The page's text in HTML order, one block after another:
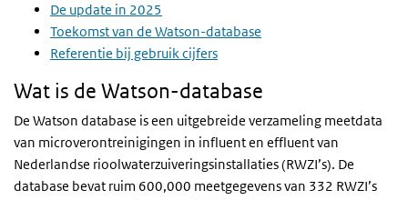
De update in 2025
Toekomst van de Watson-database
Referentie bij gebruik cijfers
Wat is de Watson-database
De Watson database is een uitgebreide verzameling meetdata
van microverontreinigingen in influent en effluent van
Nederlandse rioolwaterzuiveringsinstallaties (RWZI’s). De
database bevat ruim 600,000 meetgegevens van 332 RWZI’s